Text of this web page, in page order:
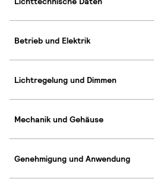
Betrieb und Elektrik
Lichtregelung und Dimmen
Mechanik und Gehäuse
Genehmigung und Anwendung